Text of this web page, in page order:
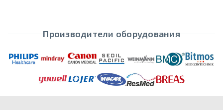
Производители оборудования